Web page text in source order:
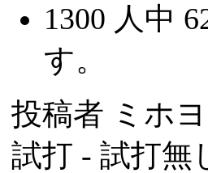
1300 人中
す。
投稿者 ミホヨ
試打 - 試打無